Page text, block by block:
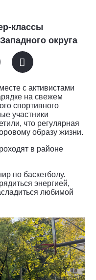
классы
округа
с активистами
на свежем
спортивного
участники
что регулярная
образу жизни.
в районе
по баскетболу.
энергией,
любимой